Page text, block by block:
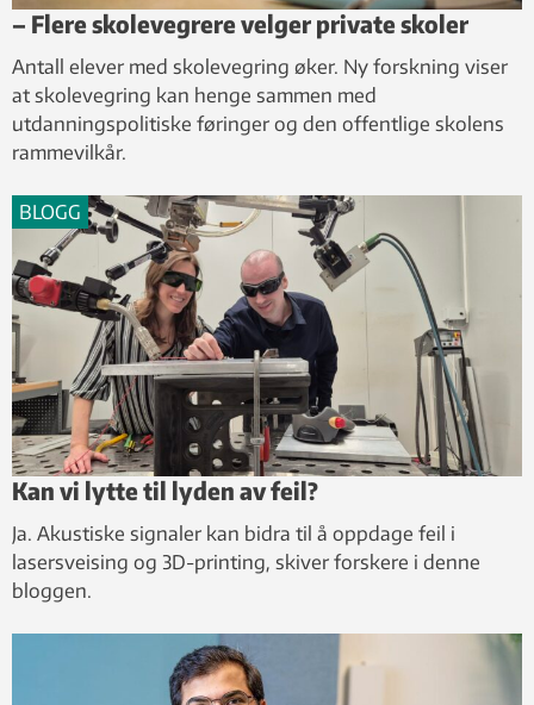
– Flere skolevegrere velger private skoler
Antall elever med skolevegring øker. Ny forskning viser
at skolevegring kan henge sammen med
utdanningspolitiske føringer og den offentlige skolens
rammevilkår.
BLOGG
Kan vi lytte til lyden av feil?
Ja. Akustiske signaler kan bidra til å oppdage feil i
lasersveising og 3D-printing, skiver forskere i denne
bloggen.